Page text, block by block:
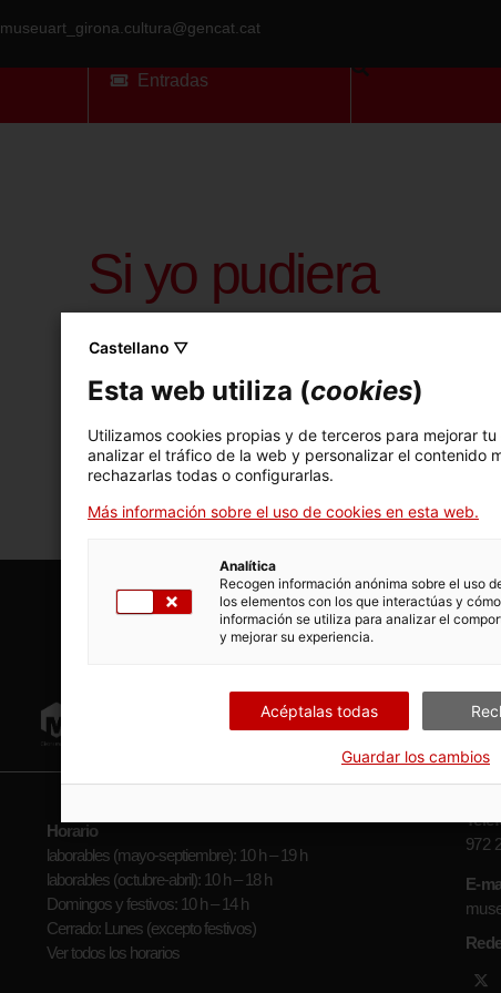
museuart_girona.cultura@gencat.cat
Entradas
Si yo pudiera
Título:
Si
Material:
Con la colaboración
de:
Distintivo de Garantía
Horario
laborables (mayo-septiembre): 10 h – 19 h
laborables (octubre-abril): 10 h – 18 h
Domingos y festivos: 10 h – 14 h
Cerrado: Lunes (excepto festivos)
Ver todos los horarios
972
E-
Castellano ▽
Esta web utiliza (cookies)
Utilizamos cookies propias y de terceros para mejorar
analizar el tráfico de la web y personalizar el contenido
rechazarlas todas o configurarlas.
Más información sobre el uso de cookies en esta web.
Analítica
Recogen información anónima sobre el uso
los elementos con los que interactúas y
información se utiliza para analizar el
y mejorar su experiencia.
Acéptalas todas
Guardar los cambios